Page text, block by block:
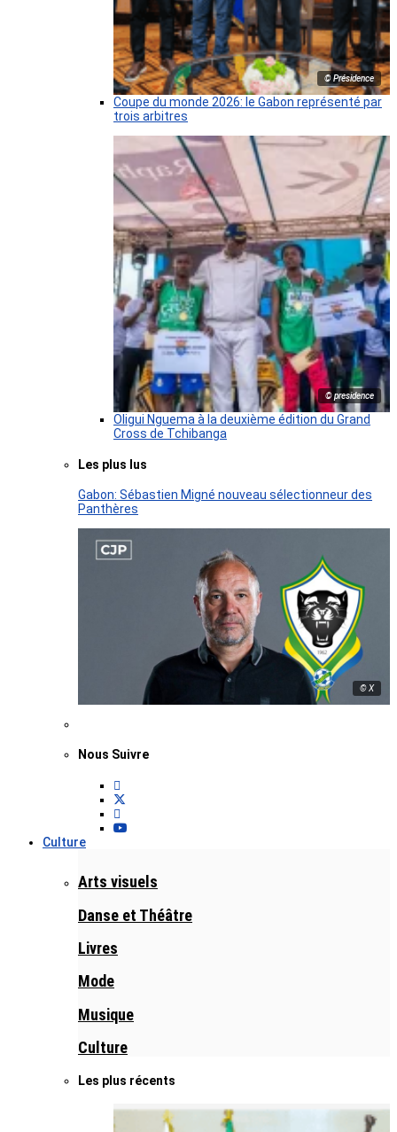
© Présidence
Coupe du monde 2026: le Gabon représenté par
trois arbitres
© presidence
Oligui Nguema à la deuxième édition du Grand
Cross de Tchibanga
Les plus lus
Gabon: Sébastien Migné nouveau sélectionneur des
Panthères
© X
Nous Suivre
Culture
Arts visuels
Danse et Théâtre
Livres
Mode
Musique
Culture
Les plus récents